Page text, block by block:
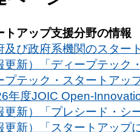
トアップ支援分野の情報
及び政府系機関のスタ
更新）「ディープテッ
プテック・スタートアッ
年度JOIC Open-
更新）「プレシード・
更新）「スタートアッ